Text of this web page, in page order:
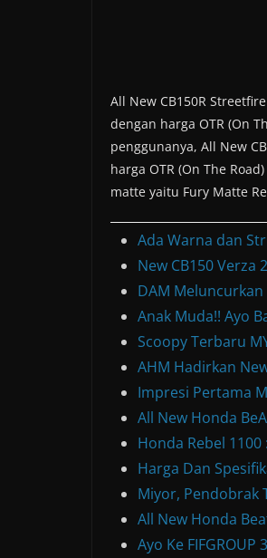
All New CB150R
dengan harga OTR (On
penggunanya, All New
harga OTR (On The
matte yaitu Fury Matte
Ada Warna dan
New CB150 Verza
DAM Meluncurkan
Anak Muda!! Ayo
Scoopy Terbaru
AHM Hadirkan
Impresi Pertama
All New Honda
Honda Rebel
Harga Dan
Miyor, Pendobrak
All New Honda
Ayo Ke